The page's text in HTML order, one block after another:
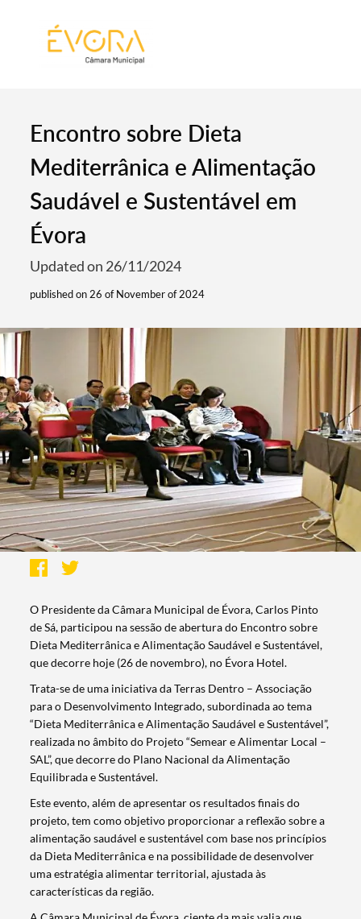
Encontro sobre Dieta
Mediterrânica e Alimentação
Saudável e Sustentável em
Évora
Updated on 26/11/2024
published on 26 of November of 2024
O Presidente da Câmara Municipal de Évora, Carlos Pinto
de Sá, participou na sessão de abertura do Encontro sobre
Dieta Mediterrânica e Alimentação Saudável e Sustentável,
que decorre hoje (26 de novembro), no Évora Hotel.
Trata-se de uma iniciativa da Terras Dentro – Associação
para o Desenvolvimento Integrado, subordinada ao tema
“Dieta Mediterrânica e Alimentação Saudável e Sustentável”,
realizada no âmbito do Projeto “Semear e Alimentar Local –
SAL”, que decorre do Plano Nacional da Alimentação
Equilibrada e Sustentável.
Este evento, além de apresentar os resultados finais do
projeto, tem como objetivo proporcionar a reflexão sobre a
alimentação saudável e sustentável com base nos princípios
da Dieta Mediterrânica e na possibilidade de desenvolver
uma estratégia alimentar territorial, ajustada às
características da região.